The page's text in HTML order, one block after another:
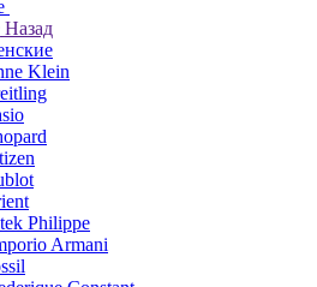
Назад
Klein
Philippe
Armani